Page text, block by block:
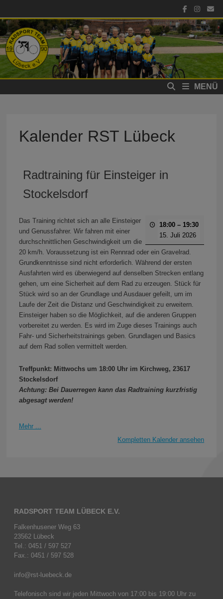
springen
MENÜ
Kalender RST Lübeck
Radtraining für Einsteiger in
Stockelsdorf
18:00 – 19:30
15. Juli 2026
Das Training richtet sich an alle Einsteiger
und Genussfahrer. Wir fahren mit einer
durchschnittlichen Geschwindigkeit um die
20 km/h. Voraussetzung ist ein Rennrad oder ein Gravelrad.
Grundkenntnisse sind nicht erforderlich. Während der ersten
Ausfahrten wird es überwiegend auf denselben Strecken entlang
gehen, um eine Sicherheit auf dem Rad zu erzeugen. Stück für
Stück wird so an der Grundlage und Ausdauer gefeilt, um im
Laufe der Zeit die Distanz und Geschwindigkeit zu erweitern.
Einsteiger haben so die Möglichkeit, auf die anderen Gruppen
vorbereitet zu werden. Es wird im Zuge dieses Trainings auch
Fahr- und Sicherheitstrainings geben. Grundlagen und Basics
auf dem Rad sollen vermittelt werden.
Treffpunkt: Mittwochs um 18:00 Uhr im Kirchweg, 23617
Stockelsdorf
Achtung: Bei Dauerregen kann das Radtraining kurzfristig
abgesagt werden!
Mehr ...
Kompletten Kalender ansehen
RADSPORT TEAM LÜBECK E.V.
Falkenhusener Weg 63
23562 Lübeck
Tel.: 0451 / 597 527
Fax.: 0451 / 597 528
info@rst-luebeck.de
Telefonisch sind wir jeden Mittwoch von 17:00 bis 19:00 Uhr zu